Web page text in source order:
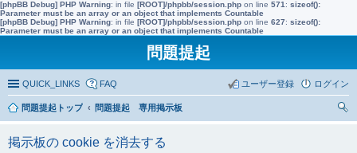
[phpBB Debug] PHP Warning: in file [ROOT]/phpbb/session.php on line 571 : sizeof():
Parameter must be an array or an object that implements Countable
[phpBB Debug] PHP Warning: in file [ROOT]/phpbb/session.php on line 627: sizeof():
Parameter must be an array or an object that implements Countable
問題提起
QUICK_LINKS FAQ ログイン
ユーザー登録
問題提起トップ
問題提起 専用掲示板
掲示板の cookie を消去する